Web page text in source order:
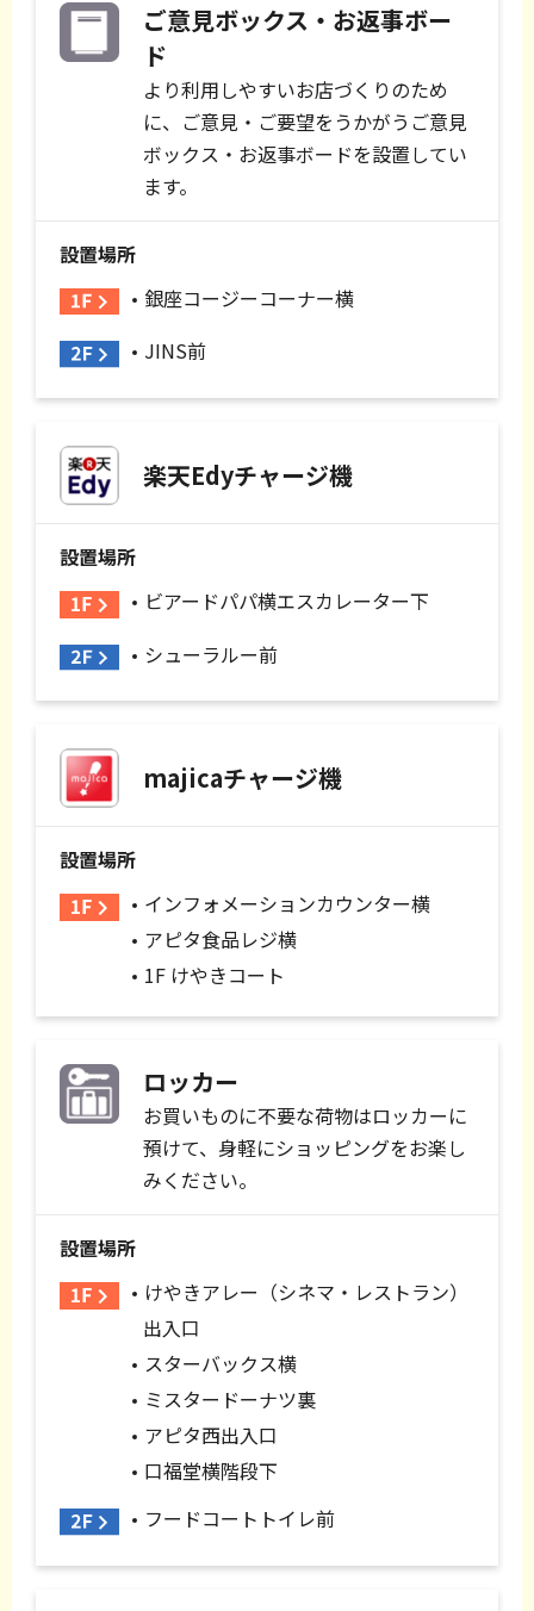
ご意見ボックス・お返事ボー
ド
より利用しやすいお店づくりのため
に、ご意見・ご要望をうかがうご意見
ボックス・お返事ボードを設置してい
ます。
設置場所
銀座コージーコーナー横
JINS前
楽天Edyチャージ機
設置場所
ビアードパパ横エスカレーター下
シューラルー前
majicaチャージ機
設置場所
インフォメーションカウンター横
アピタ食品レジ横
1F けやきコート
ロッカー
お買いものに不要な荷物はロッカーに
預けて、身軽にショッピングをお楽し
みください。
設置場所
けやきアレー（シネマ・レストラン）
出入口
スターバックス横
ミスタードーナツ裏
アピタ西出入口
口福堂横階段下
フードコートトイレ前